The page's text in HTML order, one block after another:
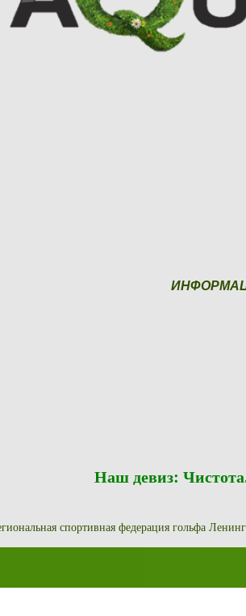
Наш девиз:
спортивная федерация гольфа